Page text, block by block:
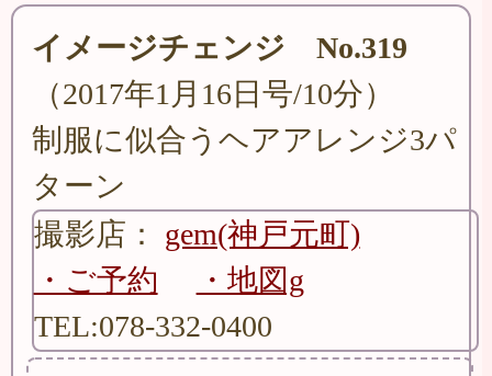
イメージチェンジ No.319
（2017年1月16日号/10分）
制服に似合うヘアアレンジ3パ
ターン
撮影店： gem(神戸元町)
・ご予約
・地図g
TEL:078-332-0400